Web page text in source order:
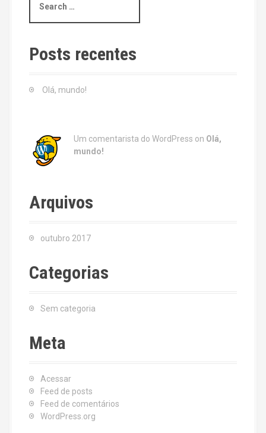
a
c
h
Posts recentes
Olá, mundo!
Um comentarista do WordPress on Olá,
mundo!
Arquivos
outubro 2017
Categorias
Sem categoria
Meta
Acessar
Feed de posts
Feed de comentários
WordPress.org